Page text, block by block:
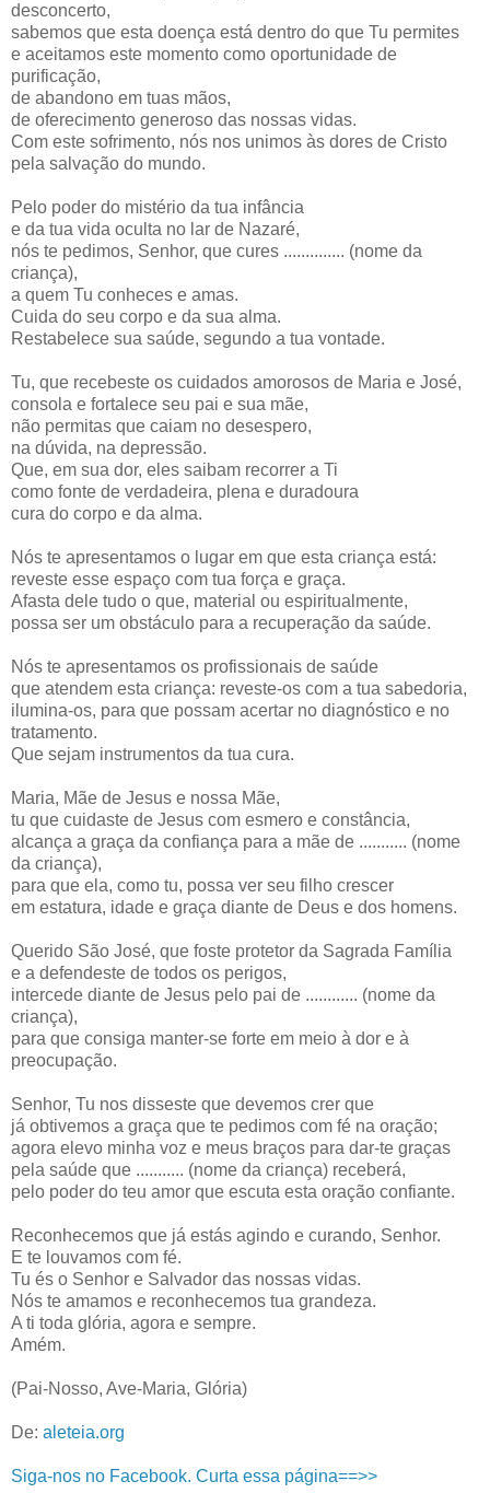
desconcerto,
sabemos que esta doença está dentro do que Tu permites
e aceitamos este momento como oportunidade de
purificação,
de abandono em tuas mãos,
de oferecimento generoso das nossas vidas.
Com este sofrimento, nós nos unimos às dores de Cristo
pela salvação do mundo.
Pelo poder do mistério da tua infância
e da tua vida oculta no lar de Nazaré,
nós te pedimos, Senhor, que cures .............. (nome da
criança),
a quem Tu conheces e amas.
Cuida do seu corpo e da sua alma.
Restabelece sua saúde, segundo a tua vontade.
Tu, que recebeste os cuidados amorosos de Maria e José,
consola e fortalece seu pai e sua mãe,
não permitas que caiam no desespero,
na dúvida, na depressão.
Que, em sua dor, eles saibam recorrer a Ti
como fonte de verdadeira, plena e duradoura
cura do corpo e da alma.
Nós te apresentamos o lugar em que esta criança está:
reveste esse espaço com tua força e graça.
Afasta dele tudo o que, material ou espiritualmente,
possa ser um obstáculo para a recuperação da saúde.
Nós te apresentamos os profissionais de saúde
que atendem esta criança: reveste-os com a tua sabedoria,
ilumina-os, para que possam acertar no diagnóstico e no
tratamento.
Que sejam instrumentos da tua cura.
Maria, Mãe de Jesus e nossa Mãe,
tu que cuidaste de Jesus com esmero e constância,
alcança a graça da confiança para a mãe de ........... (nome
da criança),
para que ela, como tu, possa ver seu filho crescer
em estatura, idade e graça diante de Deus e dos homens.
Querido São José, que foste protetor da Sagrada Família
e a defendeste de todos os perigos,
intercede diante de Jesus pelo pai de ............ (nome da
criança),
para que consiga manter-se forte em meio à dor e à
preocupação.
Senhor, Tu nos disseste que devemos crer que
já obtivemos a graça que te pedimos com fé na oração;
agora elevo minha voz e meus braços para dar-te graças
pela saúde que ........... (nome da criança) receberá,
pelo poder do teu amor que escuta esta oração confiante.
Reconhecemos que já estás agindo e curando, Senhor.
E te louvamos com fé.
Tu és o Senhor e Salvador das nossas vidas.
Nós te amamos e reconhecemos tua grandeza.
A ti toda glória, agora e sempre.
Amém.
(Pai-Nosso, Ave-Maria, Glória)
De: aleteia.org
Siga-nos no Facebook. Curta essa página==>>